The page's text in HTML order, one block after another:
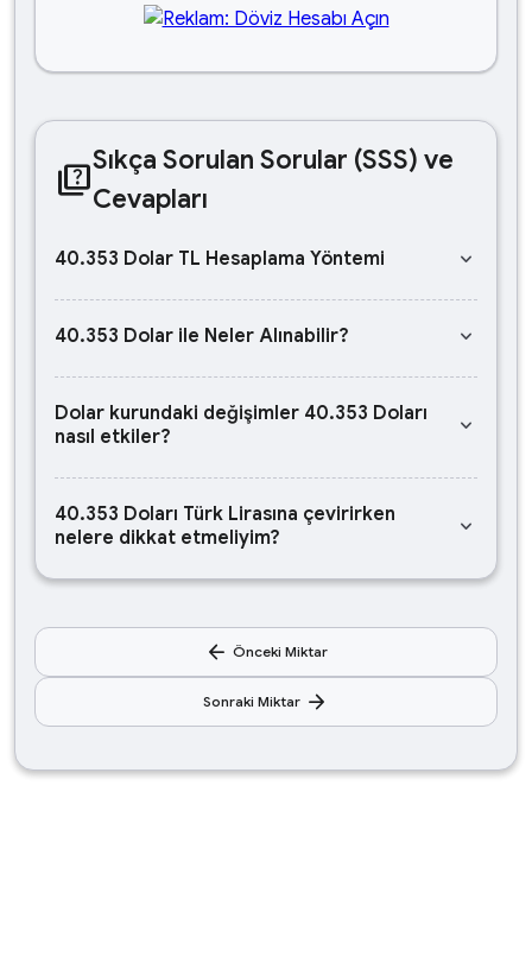
quizSıkça Sorulan Sorular (SSS) ve
Cevapları
40.353 Dolar TL Hesaplama Yöntemi keyboard_arrow_down
40.353 Dolar ile Neler Alınabilir? keyboard_arrow_down
Dolar kurundaki değişimler 40.353 Doları
nasıl etkiler?
keyboard_arrow_down
40.353 Doları Türk Lirasına çevirirken
nelere dikkat etmeliyim?
keyboard_arrow_down
arrow_back Önceki Miktar
Sonraki Miktar arrow_forward